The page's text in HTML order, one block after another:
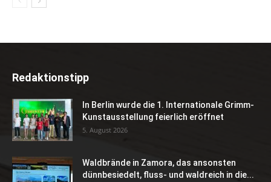
Redaktionstipp
In Berlin wurde die 1. Internationale Grimm-
Kunstausstellung feierlich eröffnet
5. August 2026
Waldbrände in Zamora, das ansonsten
dünnbesiedelt, fluss- und waldreich in die...